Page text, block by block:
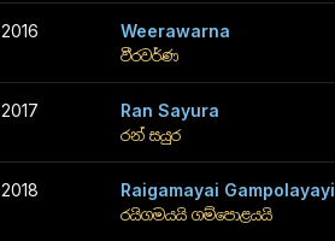
2016 Weerawarna
වීරවර්ණ
2017 Ran Sayura
රන් සයුර
2018 Raigamayai Gampolayayi
රයිගමයයි ගම්පොළයයි